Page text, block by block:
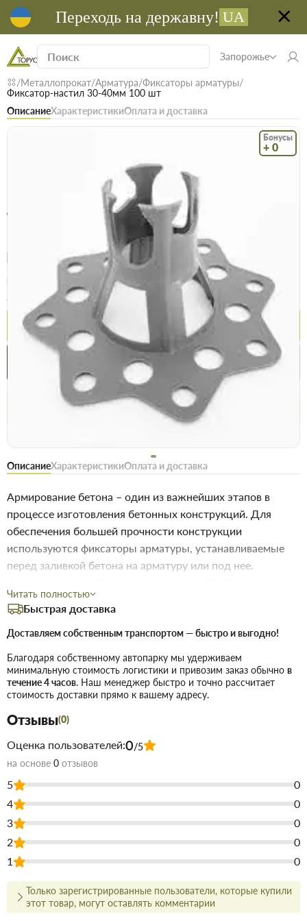
Переходь на державну! UA
Запорожье
Металлопрокат Арматура Фиксаторы арматуры
Фиксатор-настил 30-40мм 100 шт
ОписаниеХарактеристикиОплата и доставка
Бонусы
+ 0
Фиксатор-настил 30-40мм 100 шт
Безкоштовна доставка! Від 15000 грн єВідновлення
2.9 грн 2.8 грн
Купить
Нашли дешевле Акции
Выгодно
сегодня
Бесплатное возвращение товара 14 дней, для владельцев
ОписаниеХарактеристикиОплата и доставка
Армирование бетона – один из важнейших этапов в
процессе изготовления бетонных конструкций. Для
обеспечения большей прочности конструкции
используются фиксаторы арматуры, устанавливаемые
перед заливкой бетона на арматуру или под нее.
используется на сыпучих и песчаных основаниях с
горизонтальными армирующими каркасами.
Рекомендуемое количество фиксаторов на квадратный
метр – от 5 до 7, в зависимости от диаметра арматурных
стержней. Данный фиксатор для арматуры подходит
для сыпучих, песчаных и твердых оснований, в виду
особенностей своей конструкции. Материал
изготовления и специальные присадки, входящие в
состав изделия, придают устойчивость к погодным
изменениям и агрессивным средам Характеристики: •
Материал фиксатора: пластик • Толщина защитного
слоя: 30-40 мм. • Минимальный диаметр арматуры: 6
мм. • Максимальный диаметр арматуры: 16 мм. •
Рабочее положение: горизонтальное • Количество в
упаковке: 100 шт
Купить Фиксатор-настил 30-40мм 100 шт в Запорожье
недорого
для строительства и ремонта. В магазине строительных
материалов Торус можно купить по низкой цене
непосредственно на складе, или на сайте, что сэкономит Вам
Читать полностью
Быстрая доставка
Доставляем собственным транспортом — быстро и выгодно!
Благодаря собственному автопарку мы удерживаем
минимальную стоимость логистики и привозим заказ обычно в
течение 4 часов. Наш менеджер быстро и точно рассчитает
стоимость доставки прямо к вашему адресу.
Отзывы(0)
Оценка пользователей:0/5
на основе 0 отзывов
5
0
4
0
3
0
2
0
1
0
Только зарегистрированные пользователи, которые купили
этот товар, могут оставлять комментарии